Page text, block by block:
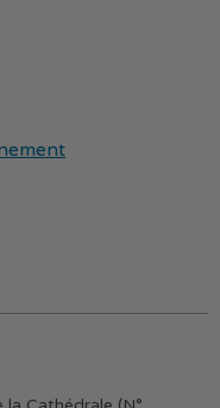
la Cathédrale (N°